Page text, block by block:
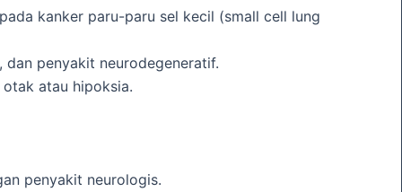
kanker paru-paru sel kecil (small cell lung
penyakit neurodegeneratif.
atau hipoksia.
penyakit neurologis.